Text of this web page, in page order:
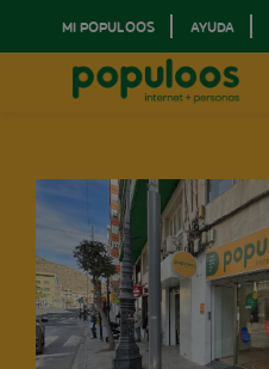
MI POPULOOS AYUDA